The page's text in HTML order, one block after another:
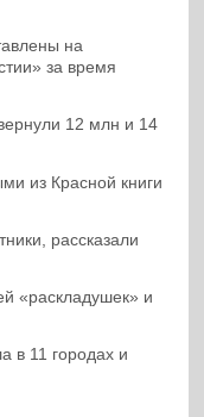
на
за время
12 млн и 14
из Красной книги
рассказали
«раскладушек» и
в 11 городах и